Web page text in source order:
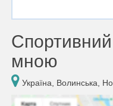
мною
Україна, Волинська,